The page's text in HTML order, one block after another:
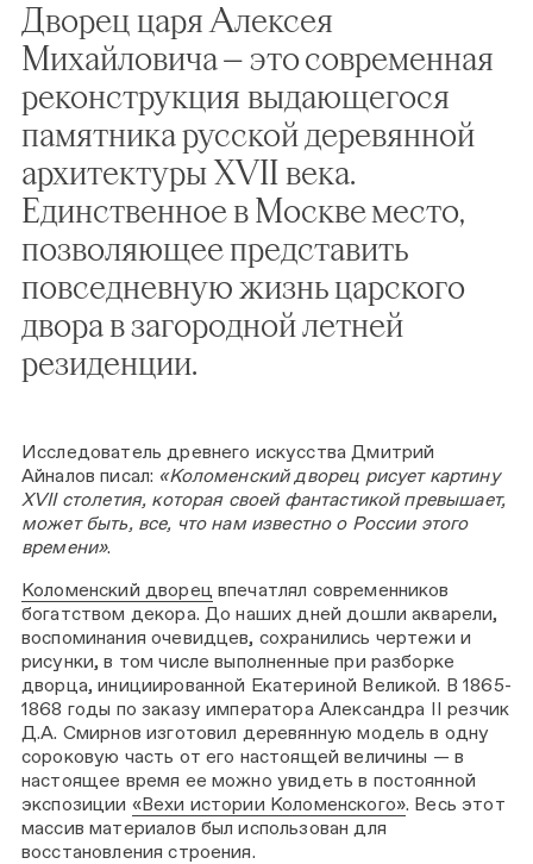
Дворец царя Алексея
Михайловича — это современная
реконструкция выдающегося
памятника русской деревянной
архитектуры XVII века.
Единственное в Москве место,
позволяющее представить
повседневную жизнь царского
двора в загородной летней
резиденции.
Исследователь древнего искусства Дмитрий
Айналов писал: «Коломенский дворец рисует картину
XVII столетия, которая своей фантастикой превышает,
может быть, все, что нам известно о России этого
времени».
Коломенский дворец впечатлял современников
богатством декора. До наших дней дошли акварели,
воспоминания очевидцев, сохранились чертежи и
рисунки, в том числе выполненные при разборке
дворца, инициированной Екатериной Великой. В 1865-
1868 годы по заказу императора Александра II резчик
Д.А. Смирнов изготовил деревянную модель в одну
сороковую часть от его настоящей величины — в
настоящее время ее можно увидеть в постоянной
экспозиции «Вехи истории Коломенского». Весь этот
массив материалов был использован для
восстановления строения.